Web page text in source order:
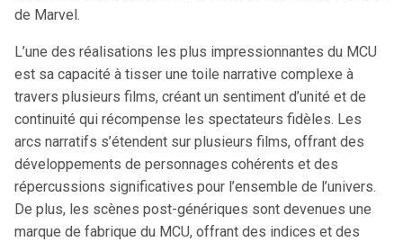
de Marvel.
L’une des réalisations les plus impressionnantes du MCU
est sa capacité à tisser une toile narrative complexe à
travers plusieurs films, créant un sentiment d’unité et de
continuité qui récompense les spectateurs fidèles. Les
arcs narratifs s’étendent sur plusieurs films, offrant des
développements de personnages cohérents et des
répercussions significatives pour l’ensemble de l’univers.
De plus, les scènes post-génériques sont devenues une
marque de fabrique du MCU, offrant des indices et des